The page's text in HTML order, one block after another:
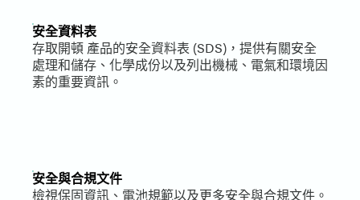
安全資料表
存取開頓 產品的安全資料表 (SDS)，提供有關安全
處理和儲存、化學成份以及列出機械、電氣和環境因
素的重要資訊。
安全與合規文件
檢視保固資訊、電池規範以及更多安全與合規文件。